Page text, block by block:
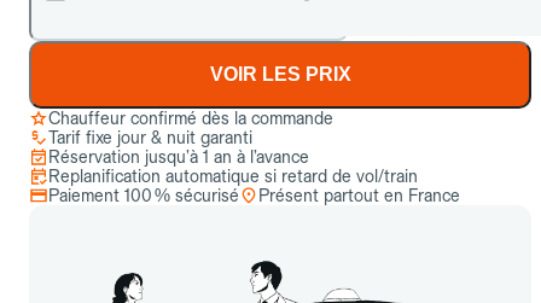
VOIR LES PRIX
Chauffeur confirmé dès la commande
Tarif fixe jour & nuit garanti
Réservation jusqu’à 1 an à l’avance
Replanification automatique si retard de vol/train
Paiement 100 % sécurisé
Présent partout en France